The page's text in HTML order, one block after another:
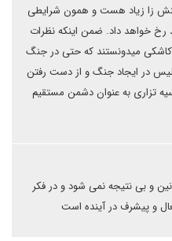
زا زیاد هست و همون شرایطی
رخ خواهد داد. ضمن اینکه نظرات
میدونستند که حتی در جنگ
در قرن ۱۹ نقش انگلیس در ایجاد جنگ و از دست رفتن
تزاری به عنوان دشمن مستقیم
و بی نتیجه نمی شود و در فکر
و پیشرف در آینده است